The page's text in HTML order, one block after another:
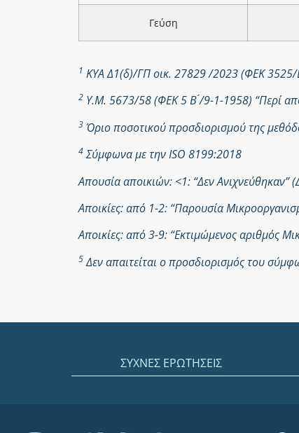
Γεύση
1 ΚΥΑ Δ1(δ)/ΓΠ οικ. 27829 /2023 (ΦΕΚ 3525/
2 Υ.Μ. 5673/58 (ΦΕΚ 5 Β ́/9-1-1958) “Περί
3 Όριο ποσοτικού προσδιορισμού της
4Σύμφωνα με την ISO 8199:2018
Απουσία αποικιών: <1: “Δεν Ανιχνεύθηκαν”
Αποικίες: από 1-2: “Παρουσία
Αποικίες: από 3-9: “Εκτιμώμενος αριθμός
5Δεν απαιτείται ο προσδιορισμός του
ΣΥΧΝΕΣ ΕΡΩΤΗΣΕΙΣ